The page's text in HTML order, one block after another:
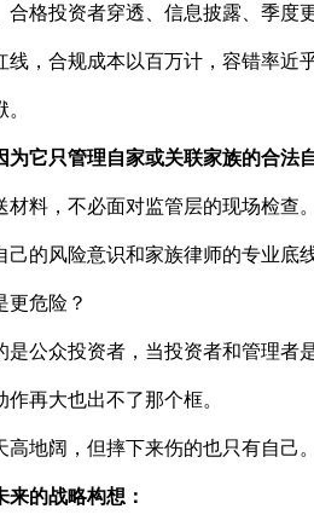
合格投资者穿透、信息披露、季度
线，合规成本以百万计，容错率近
为它只管理自家或关联家族的合法
材料，不必面对监管层的现场检查
己的风险意识和家族律师的专业底
更危险？
是公众投资者，当投资者和管理者
再大也出不了那个框。
高地阔，但摔下来伤的也只有自己
的战略构想：